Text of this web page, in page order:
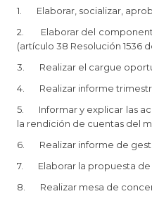
1. Elaborar, socializar,
2. Elaborar del componente
(artículo 38 Resolución 1536
3. Realizar el cargue
4. Realizar informe
5. Informar y explicar las
la rendición de cuentas del
6. Realizar informe de
7. Elaborar la propuesta de
8. Realizar mesa de